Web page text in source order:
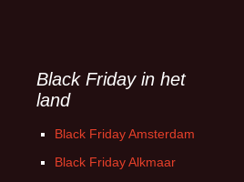
Black Friday in het
land
Black Friday Amsterdam
Black Friday Alkmaar